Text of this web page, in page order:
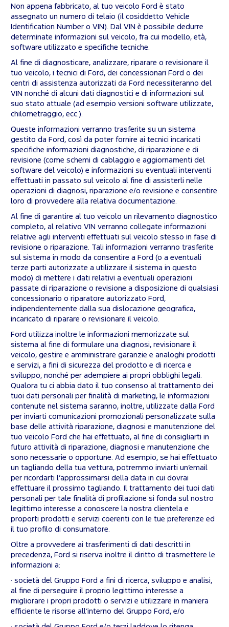
Non appena fabbricato, al tuo veicolo Ford è stato
assegnato un numero di telaio (il cosiddetto Vehicle
Identification Number o VIN). Dal VIN è possibile dedurre
determinate informazioni sul veicolo, fra cui modello, età,
software utilizzato e specifiche tecniche.
Al fine di diagnosticare, analizzare, riparare o revisionare il
tuo veicolo, i tecnici di Ford, dei concessionari Ford o dei
centri di assistenza autorizzati da Ford necessiteranno del
VIN nonché di alcuni dati diagnostici e di informazioni sul
suo stato attuale (ad esempio versioni software utilizzate,
chilometraggio, ecc.).
Queste informazioni verranno trasferite su un sistema
gestito da Ford, così da poter fornire ai tecnici incaricati
specifiche informazioni diagnostiche, di riparazione e di
revisione (come schemi di cablaggio e aggiornamenti del
software del veicolo) e informazioni su eventuali interventi
effettuati in passato sul veicolo al fine di assisterli nelle
operazioni di diagnosi, riparazione e/o revisione e consentire
loro di provvedere alla relativa documentazione.
Al fine di garantire al tuo veicolo un rilevamento diagnostico
completo, al relativo VIN verranno collegate informazioni
relative agli interventi effettuati sul veicolo stesso in fase di
revisione o riparazione. Tali informazioni verranno trasferite
sul sistema in modo da consentire a Ford (o a eventuali
terze parti autorizzate a utilizzare il sistema in questo
modo) di mettere i dati relativi a eventuali operazioni
passate di riparazione o revisione a disposizione di qualsiasi
concessionario o riparatore autorizzato Ford,
indipendentemente dalla sua dislocazione geografica,
incaricato di riparare o revisionare il veicolo.
Ford utilizza inoltre le informazioni memorizzate sul
sistema al fine di formulare una diagnosi, revisionare il
veicolo, gestire e amministrare garanzie e analoghi prodotti
e servizi, a fini di sicurezza del prodotto e di ricerca e
sviluppo, nonché per adempiere ai propri obblighi legali.
Qualora tu ci abbia dato il tuo consenso al trattamento dei
tuoi dati personali per finalità di marketing, le informazioni
contenute nel sistema saranno, inoltre, utilizzate dalla Ford
per inviarti comunicazioni promozionali personalizzate sulla
base delle attività riparazione, diagnosi e manutenzione del
tuo veicolo Ford che hai effettuato, al fine di consigliarti in
futuro attività di riparazione, diagnosi e manutenzione che
sono necessarie o opportune. Ad esempio, se hai effettuato
un tagliando della tua vettura, potremmo inviarti un’email
per ricordarti l’approssimarsi della data in cui dovrai
effettuare il prossimo tagliando. Il trattamento dei tuoi dati
personali per tale finalità di profilazione si fonda sul nostro
legittimo interesse a conoscere la nostra clientela e
proporti prodotti e servizi coerenti con le tue preferenze ed
il tuo profilo di consumatore.
Oltre a provvedere ai trasferimenti di dati descritti in
precedenza, Ford si riserva inoltre il diritto di trasmettere le
informazioni a:
· società del Gruppo Ford a fini di ricerca, sviluppo e analisi,
al fine di perseguire il proprio legittimo interesse a
migliorare i propri prodotti o servizi e utilizzare in maniera
efficiente le risorse all’interno del Gruppo Ford, e/o